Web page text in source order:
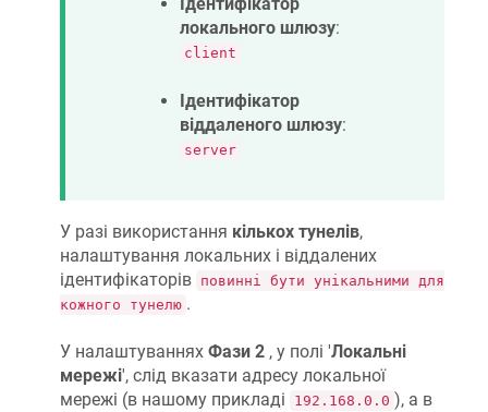
локального шлюзу:
client
Ідентифікатор
віддаленого шлюзу:
server
У разі використання кількох тунелів,
налаштування локальних і віддалених
ідентифікаторів повинні бути унікальними для
кожного тунелю .
У налаштуваннях Фази 2 , у полі 'Локальні
мережі', слід вказати адресу локальної
мережі (в нашому прикладі
192.168.0.0 ), а в